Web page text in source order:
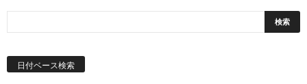
日付ベース検索